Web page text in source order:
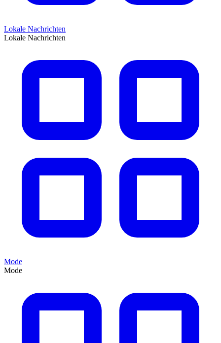
Lokale Nachrichten
Lokale Nachrichten
Mode
Mode